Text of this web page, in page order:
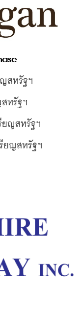
สหรัฐฯ
หรัฐฯ
ยญสหรัฐฯ
ยญสหรัฐฯ